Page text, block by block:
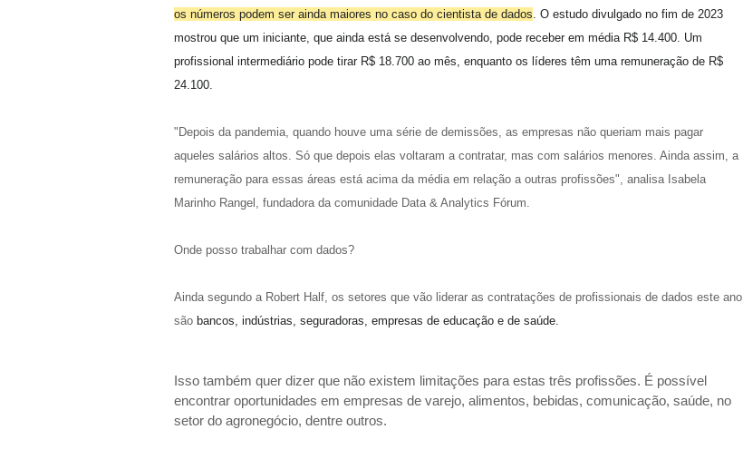
os números podem ser ainda maiores no caso do cientista de dados. O estudo divulgado no fim de 2023
mostrou que um iniciante, que ainda está se desenvolvendo, pode receber em média R$ 14.400. Um
profissional intermediário pode tirar R$ 18.700 ao mês, enquanto os líderes têm uma remuneração de R$
24.100.
"Depois da pandemia, quando houve uma série de demissões, as empresas não queriam mais pagar
aqueles salários altos. Só que depois elas voltaram a contratar, mas com salários menores. Ainda assim, a
remuneração para essas áreas está acima da média em relação a outras profissões", analisa Isabela
Marinho Rangel, fundadora da comunidade Data & Analytics Fórum.
Onde posso trabalhar com dados?
Ainda segundo a Robert Half, os setores que vão liderar as contratações de profissionais de dados este ano
são bancos, indústrias, seguradoras, empresas de educação e de saúde.
Isso também quer dizer que não existem limitações para estas três profissões. É possível
encontrar oportunidades em empresas de varejo, alimentos, bebidas, comunicação, saúde, no
setor do agronegócio, dentre outros.